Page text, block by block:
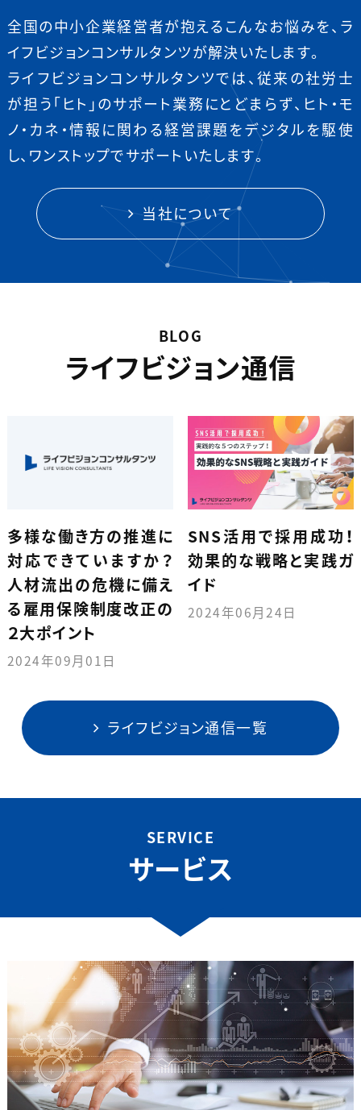
全国の中小企業経営者が抱えるこんなお悩みを、ラ
イフビジョンコンサルタンツが解決いたします。
ライフビジョンコンサルタンツでは、従来の社労士
が担う「ヒト」のサポート業務にとどまらず、ヒト・モ
ノ・カネ・情報に関わる経営課題をデジタルを駆使
し、ワンストップでサポートいたします。
当社について
BLOG
ライフビジョン通信
多様な働き方の推進に
対応できていますか？
人材流出の危機に備え
る雇用保険制度改正の
２大ポイント
2024年09月01日
SNS活用で採用成功！
効果的な戦略と実践ガ
イド
2024年06月24日
ライフビジョン通信一覧
SERVICE
サービス